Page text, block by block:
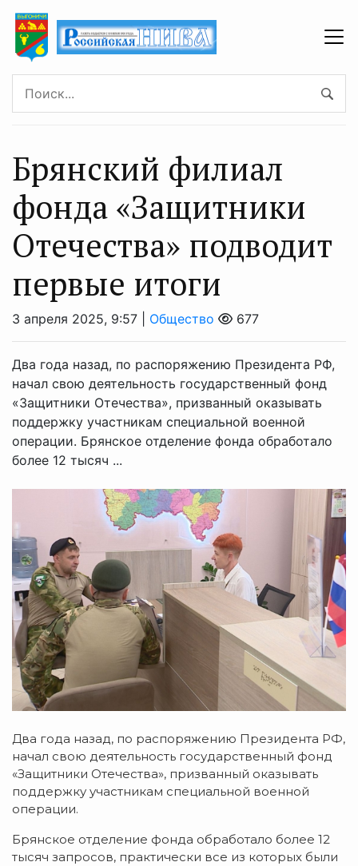
Брянский филиал
фонда «Защитники
Отечества» подводит
первые итоги
3 апреля 2025, 9:57 | Общество 677
Два года назад, по распоряжению Президента РФ,
начал свою деятельность государственный фонд
«Защитники Отечества», призванный оказывать
поддержку участникам специальной военной
операции. Брянское отделение фонда обработало
более 12 тысяч ...
Два года назад, по распоряжению Президента РФ,
начал свою деятельность государственный фонд
«Защитники Отечества», призванный оказывать
поддержку участникам специальной военной
операции.
Брянское отделение фонда обработало более 12
тысяч запросов, практически все из которых были